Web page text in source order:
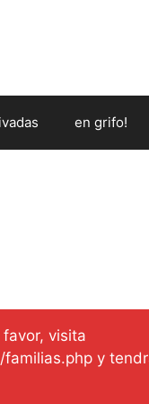
en grifo!
visita
y